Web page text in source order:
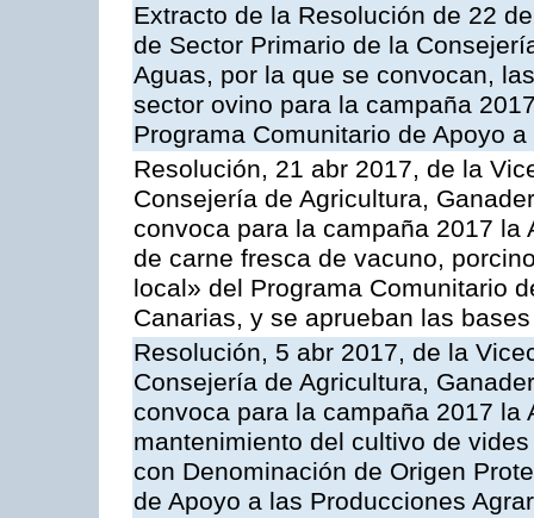
Extracto de la Resolución de 22
de Sector Primario de la
Aguas, por la que se convocan,
sector ovino para la campaña
Programa Comunitario de Apoyo
Resolución, 21 abr 2017, de la
Consejería de Agricultura,
convoca para la campaña 2017
de carne fresca de vacuno,
local» del Programa Comunitario
Canarias, y se aprueban las
Resolución, 5 abr 2017, de la
Consejería de Agricultura,
convoca para la campaña 2017
mantenimiento del cultivo de
con Denominación de Origen
de Apoyo a las Producciones